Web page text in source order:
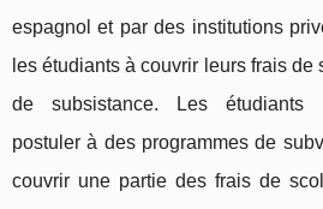
espagnol et par des institutions
les étudiants à couvrir leurs frais de
de subsistance. Les étudiants
postuler à des programmes de
couvrir une partie des frais de